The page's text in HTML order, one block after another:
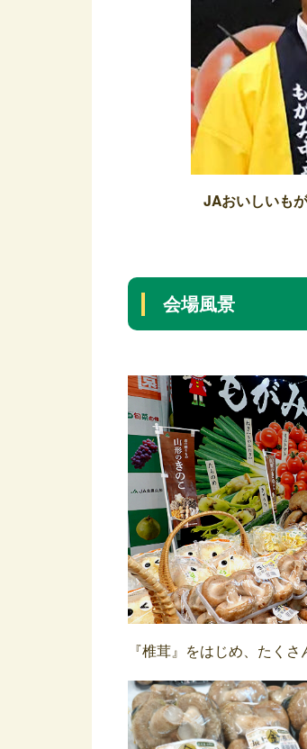
JAおいしいも
会場風景
『椎茸』をはじめ、たく